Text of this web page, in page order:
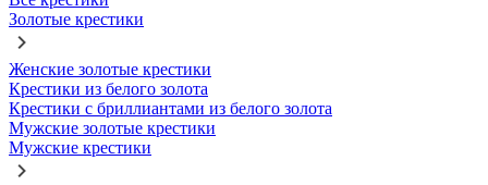
Золотые крестики
Женские золотые крестики
Крестики из белого золота
Крестики с бриллиантами из белого золота
Мужские золотые крестики
Мужские крестики